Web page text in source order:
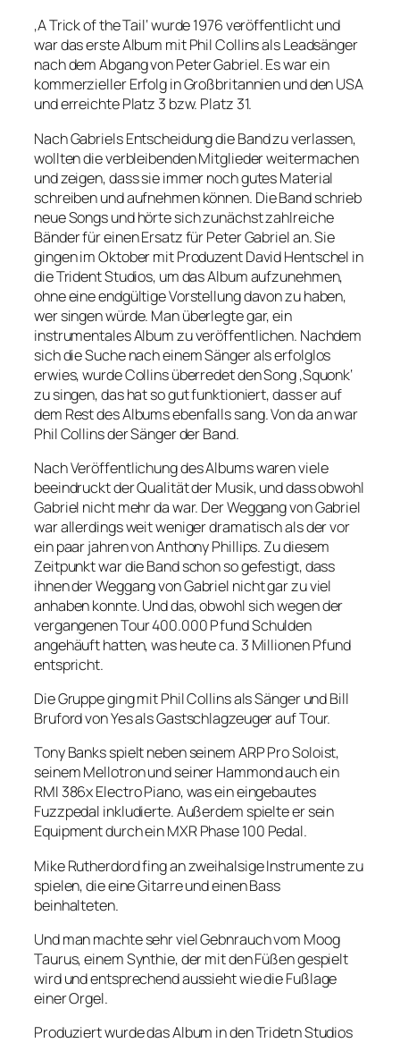
‚A Trick of the Tail‘ wurde 1976 veröffentlicht und
war das erste Album mit Phil Collins als Leadsänger
nach dem Abgang von Peter Gabriel. Es war ein
kommerzieller Erfolg in Großbritannien und den USA
und erreichte Platz 3 bzw. Platz 31.
Nach Gabriels Entscheidung die Band zu verlassen,
wollten die verbleibenden Mitglieder weitermachen
und zeigen, dass sie immer noch gutes Material
schreiben und aufnehmen können. Die Band schrieb
neue Songs und hörte sich zunächst zahlreiche
Bänder für einen Ersatz für Peter Gabriel an. Sie
gingen im Oktober mit Produzent David Hentschel in
die Trident Studios, um das Album aufzunehmen,
ohne eine endgültige Vorstellung davon zu haben,
wer singen würde. Man überlegte gar, ein
instrumentales Album zu veröffentlichen. Nachdem
sich die Suche nach einem Sänger als erfolglos
erwies, wurde Collins überredet den Song ‚Squonk‘
zu singen, das hat so gut funktioniert, dass er auf
dem Rest des Albums ebenfalls sang. Von da an war
Phil Collins der Sänger der Band.
Nach Veröffentlichung des Albums waren viele
beeindruckt der Qualität der Musik, und dass obwohl
Gabriel nicht mehr da war. Der Weggang von Gabriel
war allerdings weit weniger dramatisch als der vor
ein paar jahren von Anthony Phillips. Zu diesem
Zeitpunkt war die Band schon so gefestigt, dass
ihnen der Weggang von Gabriel nicht gar zu viel
anhaben konnte. Und das, obwohl sich wegen der
vergangenen Tour 400.000 Pfund Schulden
angehäuft hatten, was heute ca. 3 Millionen Pfund
entspricht.
Die Gruppe ging mit Phil Collins als Sänger und Bill
Bruford von Yes als Gastschlagzeuger auf Tour.
Tony Banks spielt neben seinem ARP Pro Soloist,
seinem Mellotron und seiner Hammond auch ein
RMI 386x Electro Piano, was ein eingebautes
Fuzzpedal inkludierte. Außerdem spielte er sein
Equipment durch ein MXR Phase 100 Pedal.
Mike Rutherdord fing an zweihalsige Instrumente zu
spielen, die eine Gitarre und einen Bass
beinhalteten.
Und man machte sehr viel Gebnrauch vom Moog
Taurus, einem Synthie, der mit den Füßen gespielt
wird und entsprechend aussieht wie die Fußlage
einer Orgel.
Produziert wurde das Album in den Tridetn Studios